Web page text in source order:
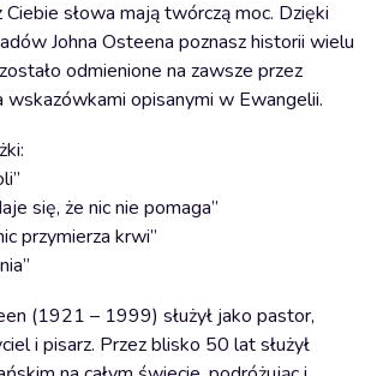
słowa mają twórczą moc. Dzięki
Johna Osteena poznasz historii wielu
odmienione na zawsze przez
wskazówkami opisanymi w Ewangelii.
się, że nic nie pomaga”
przymierza krwi”
(1921 – 1999) służył jako pastor,
i pisarz. Przez blisko 50 lat służył